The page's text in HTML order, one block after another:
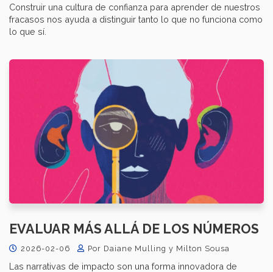
Construir una cultura de confianza para aprender de nuestros
fracasos nos ayuda a distinguir tanto lo que no funciona como
lo que sí.
EVALUAR MÁS ALLÁ DE LOS NÚMEROS
2026-02-06 Por Daiane Mulling y Milton Sousa
Las narrativas de impacto son una forma innovadora de